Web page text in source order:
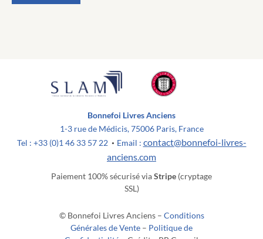
Bonnefoi Livres Anciens
1-3 rue de Médicis, 75006 Paris, France
Tel : +33 (0)1 46 33 57 22 • Email : contact@bonnefoi-livres-
anciens.com
Paiement 100% sécurisé viaStripe (cryptage
SSL)
© Bonnefoi Livres Anciens – Conditions
Générales de Vente – Politique de